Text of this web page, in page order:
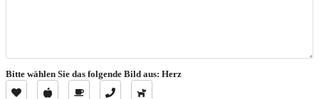
Bitte wählen Sie das folgende Bild aus: Herz